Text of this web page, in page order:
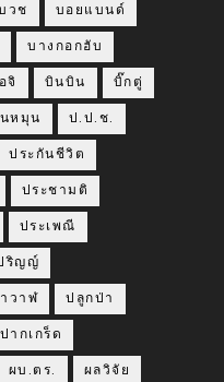
วช บอยแบนด์
บางกอกฮับ
จิ บินบิน บิ๊กตู่
หมุน ป.ป.ช.
ประกันชีวิต
ประชามติ
ประเพณี
ริญญ์
วาฬ ปลูกป่า
ปากเกร็ด
ผบ.ตร. ผลวิจัย